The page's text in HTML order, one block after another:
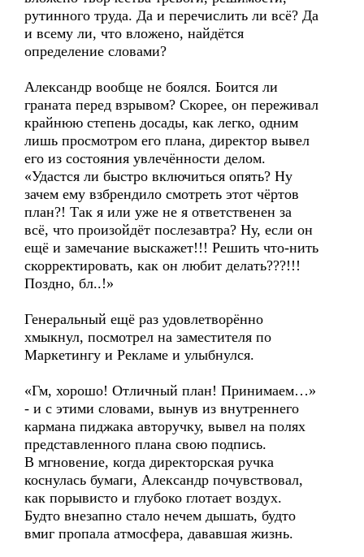
рутинного труда. Да и перечислить ли всё? Да
и всему ли, что вложено, найдётся
определение словами?
Александр вообще не боялся. Боится ли
граната перед взрывом? Скорее, он переживал
крайнюю степень досады, как легко, одним
лишь просмотром его плана, директор вывел
его из состояния увлечённости делом.
«Удастся ли быстро включиться опять? Ну
зачем ему взбрендило смотреть этот чёртов
план?! Так я или уже не я ответственен за
всё, что произойдёт послезавтра? Ну, если он
ещё и замечание выскажет!!! Решить что-нить
скорректировать, как он любит делать???!!!
Поздно, бл..!»
Генеральный ещё раз удовлетворённо
хмыкнул, посмотрел на заместителя по
Маркетингу и Рекламе и улыбнулся.
«Гм, хорошо! Отличный план! Принимаем…»
- и с этими словами, вынув из внутреннего
кармана пиджака авторучку, вывел на полях
представленного плана свою подпись.
В мгновение, когда директорская ручка
коснулась бумаги, Александр почувствовал,
как порывисто и глубоко глотает воздух.
Будто внезапно стало нечем дышать, будто
вмиг пропала атмосфера, дававшая жизнь.